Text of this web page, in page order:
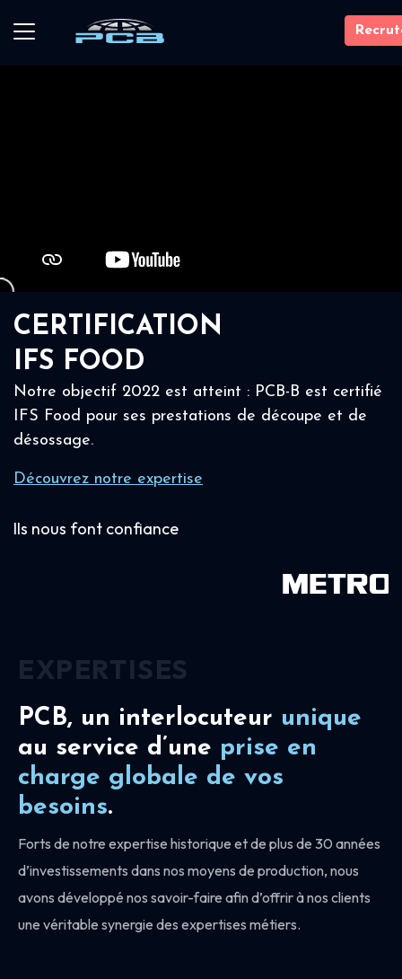
CERTIFICATION
IFS FOOD
Notre objectif 2022 est atteint : PCB-B est certifié
IFS Food pour ses prestations de découpe et de
désossage.
Découvrez notre expertise
Ils nous font confiance
PCB, un interlocuteur unique
au service d’une prise en
charge globale de vos
besoins.
Forts de notre expertise historique et de plus de 30 années
d’investissements dans nos moyens de production, nous
avons développé nos savoir-faire afin d’offrir à nos clients
une véritable synergie des expertises métiers.
EXPERTISES